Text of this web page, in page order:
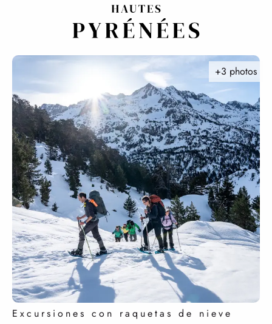
Excursiones con raquetas de nieve
+3 photos